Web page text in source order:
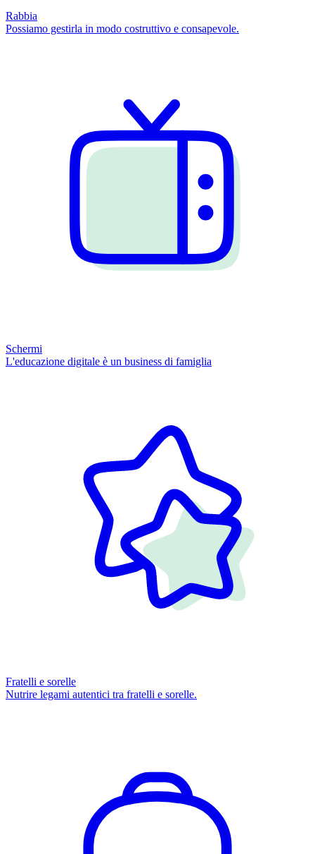
Rabbia
Possiamo gestirla in modo costruttivo e consapevole.
Schermi
L'educazione digitale è un business di famiglia
Fratelli e sorelle
Nutrire legami autentici tra fratelli e sorelle.